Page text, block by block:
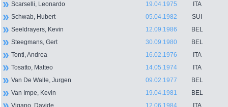
Scarselli, Leonardo
19.04.1975
ITA
Schwab, Hubert
05.04.1982
SUI
Seeldrayers, Kevin
12.09.1986
BEL
Steegmans, Gert
30.09.1980
BEL
Tonti, Andrea
16.02.1976
ITA
Tosatto, Matteo
14.05.1974
ITA
Van De Walle, Jurgen
09.02.1977
BEL
Van Impe, Kevin
19.04.1981
BEL